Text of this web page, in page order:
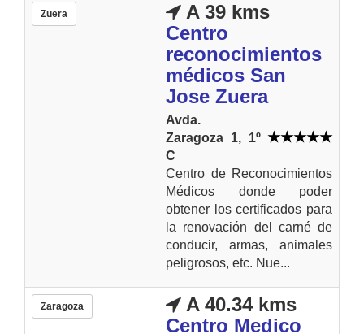
Zuera
A 39 kms
Centro
reconocimientos
médicos San
Jose Zuera
Avda.
Zaragoza 1, 1º
C
Centro de Reconocimientos
Médicos donde poder
obtener los certificados para
la renovación del carné de
conducir, armas, animales
peligrosos, etc. Nue...
Zaragoza
A 40.34 kms
Centro Medico